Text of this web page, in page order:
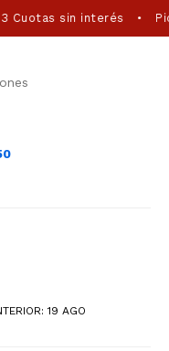
3 Cuotas sin interés •
19 AGO